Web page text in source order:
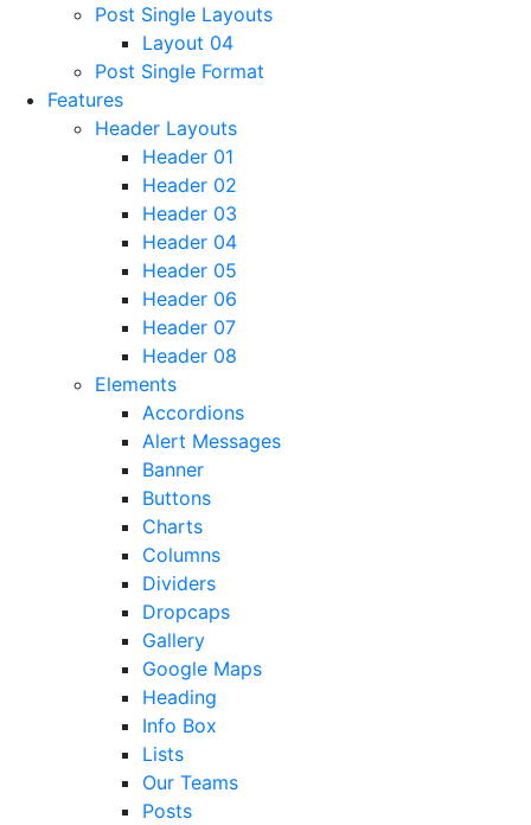
Post Single Layouts
Layout 04
Post Single Format
Features
Header Layouts
Header 01
Header 02
Header 03
Header 04
Header 05
Header 06
Header 07
Header 08
Elements
Accordions
Alert Messages
Banner
Buttons
Charts
Columns
Dividers
Dropcaps
Gallery
Google Maps
Heading
Info Box
Lists
Our Teams
Posts